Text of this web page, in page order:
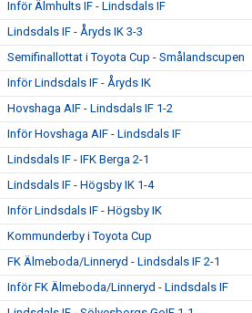
Inför Älmhults IF - Lindsdals IF
Lindsdals IF - Åryds IK 3-3
Semifinallottat i Toyota Cup - Smålandscupen
Inför Lindsdals IF - Åryds IK
Hovshaga AIF - Lindsdals IF 1-2
Inför Hovshaga AIF - Lindsdals IF
Lindsdals IF - IFK Berga 2-1
Lindsdals IF - Högsby IK 1-4
Inför Lindsdals IF - Högsby IK
Kommunderby i Toyota Cup
FK Älmeboda/Linneryd - Lindsdals IF 2-1
Inför FK Älmeboda/Linneryd - Lindsdals IF